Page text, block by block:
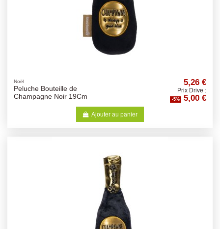
Noël
Peluche Bouteille de
Champagne Noir 19Cm
5,26 €
Prix Drive :
-5% 5,00 €
Ajouter au panier